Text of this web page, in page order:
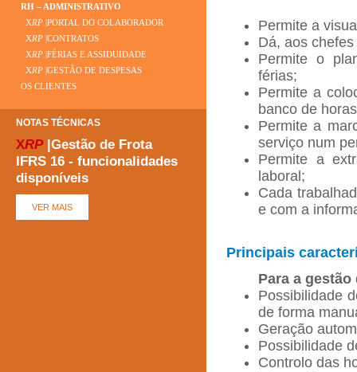
RH – ADMINISTRATIVO
XRP |PORTAL DO COLABORADOR
XRP |CONTRATOS
XRP |FÉRIAS E ASSIDUIDADE
XRP |GESTÃO DE DESPESAS
OS CLIENTES
NOTAS TÉCNICAS
XRP|Gestão de Frota
IFRS 16 - funcionalidades
disponíveis
Permite a
Dá, aos
Permite o
férias;
Permite a
banco de
Permite a
serviço num
Permite a
laboral;
Cada
e com a
Principais
Para a
Possibilidade
de forma
Geração
Possibilidade
Controlo das